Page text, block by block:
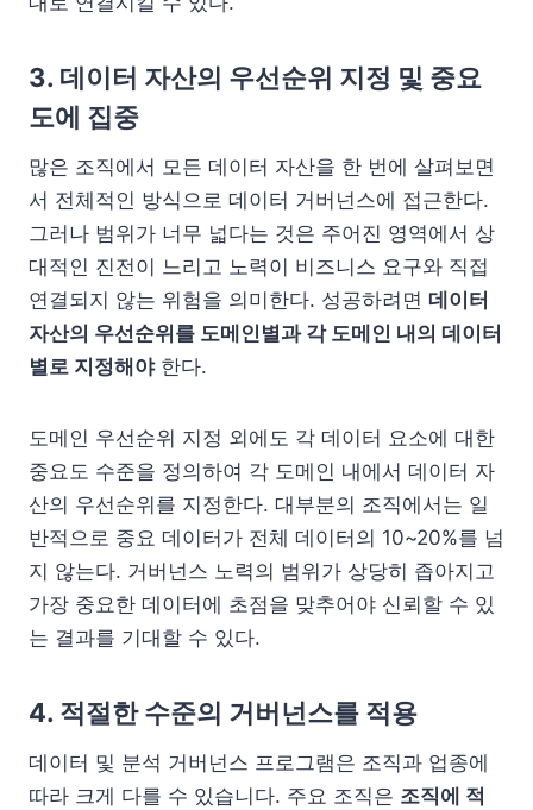
3. 데이터 자산의 우선순위 지정 및 중요
도에 집중
많은 조직에서 모든 데이터 자산을 한 번에 살펴보면
서 전체적인 방식으로 데이터 거버넌스에 접근한다.
그러나 범위가 너무 넓다는 것은 주어진 영역에서 상
대적인 진전이 느리고 노력이 비즈니스 요구와 직접
연결되지 않는 위험을 의미한다. 성공하려면 데이터
자산의 우선순위를 도메인별과 각 도메인 내의 데이터
별로 지정해야한다.
도메인 우선순위 지정 외에도 각 데이터 요소에 대한
중요도 수준을 정의하여 각 도메인 내에서 데이터 자
산의 우선순위를 지정한다. 대부분의 조직에서는 일
반적으로 중요 데이터가 전체 데이터의 10~20%를 넘
지 않는다. 거버넌스 노력의 범위가 상당히 좁아지고
가장 중요한 데이터에 초점을 맞추어야 신뢰할 수 있
는 결과를 기대할 수 있다.
4. 적절한 수준의 거버넌스를 적용
데이터 및 분석 거버넌스 프로그램은 조직과 업종에
따라 크게 다를 수 있습니다. 주요 조직은 조직에 적